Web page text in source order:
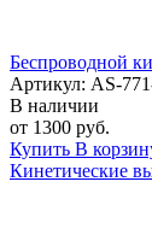
Беспроводной
Артикул: AS-
В наличии
от 1300 руб.
Купить В
Кинетические